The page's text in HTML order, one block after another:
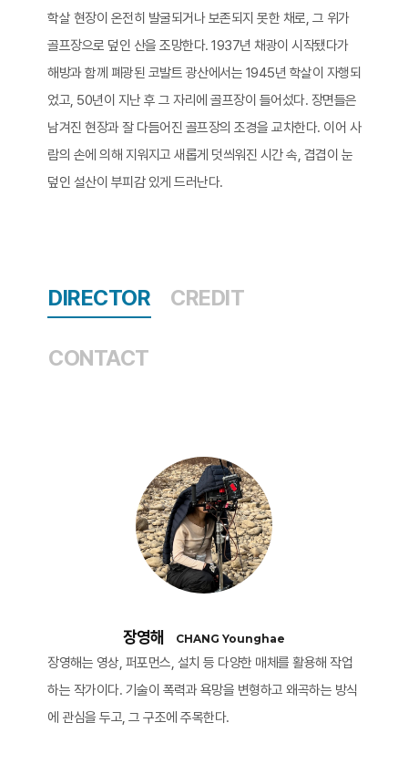
학살 현장이 온전히 발굴되거나 보존되지 못한 채로, 그 위가
골프장으로 덮인 산을 조망한다. 1937년 채광이 시작됐다가
해방과 함께 폐광된 코발트 광산에서는 1945년 학살이 자행되
었고, 50년이 지난 후 그 자리에 골프장이 들어섰다. 장면들은
남겨진 현장과 잘 다듬어진 골프장의 조경을 교차한다. 이어 사
람의 손에 의해 지워지고 새롭게 덧씌워진 시간 속, 겹겹이 눈
덮인 설산이 부피감 있게 드러난다.​
DIRECTOR CREDIT
CONTACT
장영해 CHANG Younghae
장영해는 영상, 퍼포먼스, 설치 등 다양한 매체를 활용해 작업
하는 작가이다. 기술이 폭력과 욕망을 변형하고 왜곡하는 방식
에 관심을 두고, 그 구조에 주목한다.